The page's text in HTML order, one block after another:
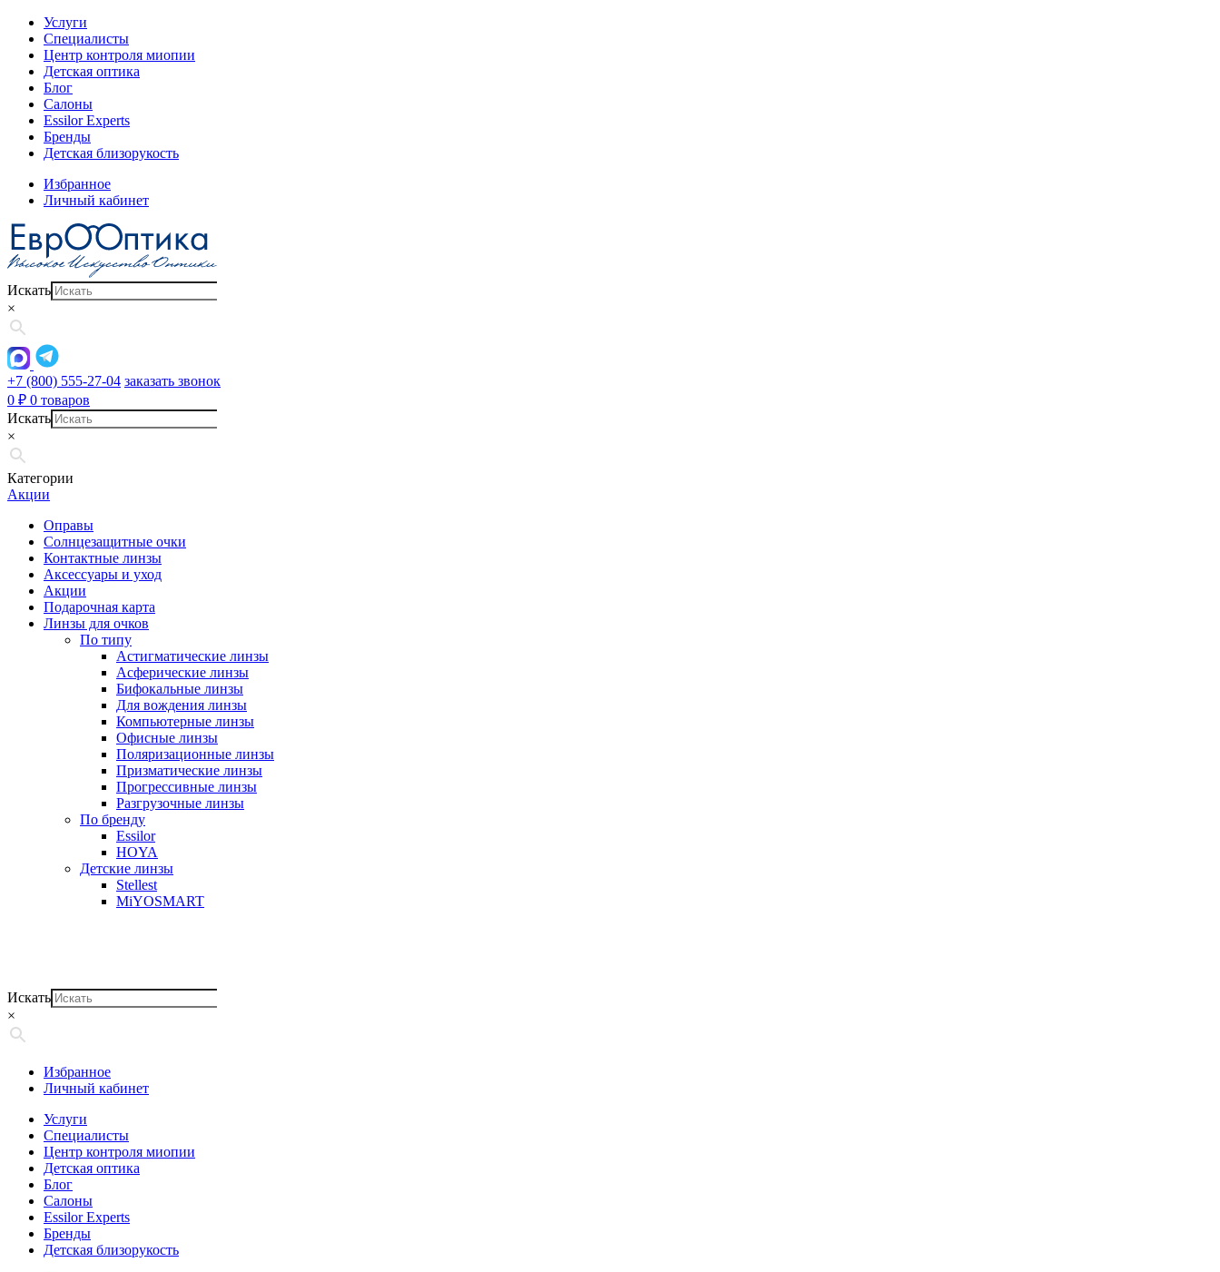
Услуги
Специалисты
Центр контроля миопии
Детская оптика
Блог
Салоны
Essilor Experts
Бренды
Детская близорукость
Избранное
Личный кабинет
Искать
×
+7 (800) 555-27-04 заказать звонок
0 ₽ 0 товаров
Искать
×
Категории
Акции
Оправы
Солнцезащитные очки
Контактные линзы
Аксессуары и уход
Акции
Подарочная карта
Линзы для очков
По типу
Астигматические линзы
Асферические линзы
Бифокальные линзы
Для вождения линзы
Компьютерные линзы
Офисные линзы
Поляризационные линзы
Призматические линзы
Прогрессивные линзы
Разгрузочные линзы
По бренду
Essilor
HOYA
Детские линзы
Stellest
MiYOSMART
Искать
×
Избранное
Личный кабинет
Услуги
Специалисты
Центр контроля миопии
Детская оптика
Блог
Салоны
Essilor Experts
Бренды
Детская близорукость